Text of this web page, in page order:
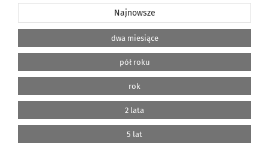
Najnowsze
dwa miesiące
pół roku
rok
2 lata
5 lat